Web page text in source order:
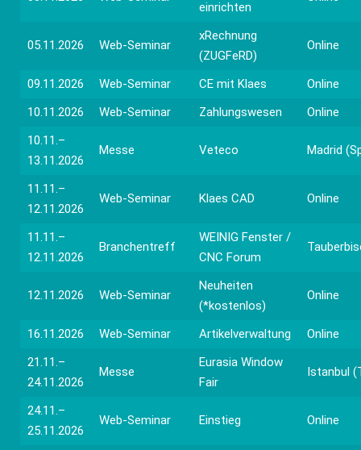
einrichten
05.11.2026 Web-Seminar
xRechnung
(ZUGFeRD)
Online
09.11.2026 Web-Seminar CE mit Klaes
Online
10.11.2026
Web-Seminar Zahlungswesen
Online
10.11.–
13.11.2026
Messe Veteco Madrid
11.11.–
12.11.2026
Web-Seminar Klaes CAD Online
11.11.–
12.11.2026
Branchentreff
WEINIG Fenster /
CNC Forum
12.11.2026 Web-Seminar
Neuheiten
(*kostenlos)
Online
16.11.2026 Web-Seminar Artikelverwaltung
Online
21.11.–
24.11.2026
Messe
Eurasia Window
Fair
Istanbul
24.11.–
25.11.2026
Web-Seminar Einstieg Online